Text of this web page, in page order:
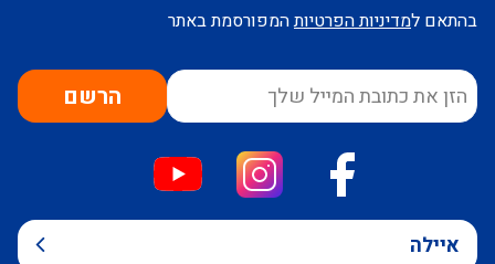
בהתאם למדיניות הפרטיותהמפורסמת באתר
הרשם
איילה